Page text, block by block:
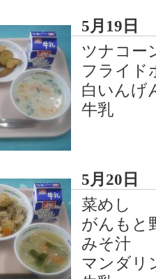
5月19日
ツナコー
フライド
白いんげ
牛乳
5月20日
菜めし
がんもと
みそ汁
マンダリ